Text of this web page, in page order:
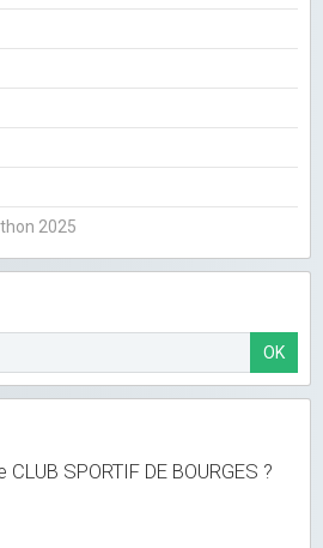
2025
OK
SPORTIF DE BOURGES ?